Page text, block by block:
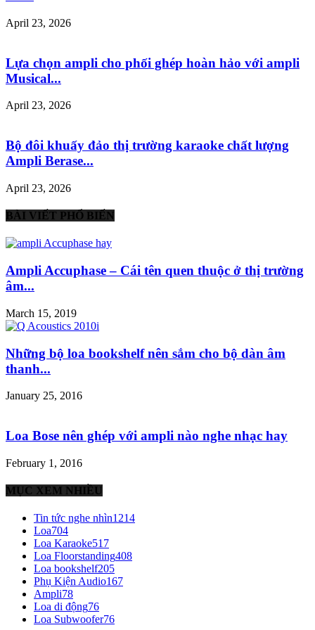
April 23, 2026
Lựa chọn ampli cho phối ghép hoàn hảo với ampli
Musical...
April 23, 2026
Bộ đôi khuấy đảo thị trường karaoke chất lượng
Ampli Berase...
April 23, 2026
BÀI VIẾT PHỔ BIẾN
Ampli Accuphase – Cái tên quen thuộc ở thị trường
âm...
March 15, 2019
Những bộ loa bookshelf nên sắm cho bộ dàn âm
thanh...
January 25, 2016
Loa Bose nên ghép với ampli nào nghe nhạc hay
February 1, 2016
MỤC XEM NHIỀU
Tin tức nghe nhìn1214
Loa704
Loa Karaoke517
Loa Floorstanding408
Loa bookshelf205
Phụ Kiện Audio167
Ampli78
Loa di động76
Loa Subwoofer76